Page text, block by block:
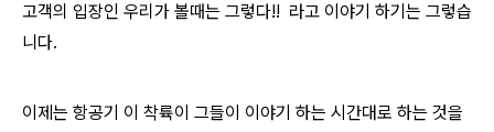
고객의 입장인 우리가 볼때는 그렇다!! 라고 이야기 하기는 그렇습
니다.
이제는 항공기 이 착륙이 그들이 이야기 하는 시간대로 하는 것을